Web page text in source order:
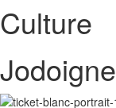
Culture
Jodoigne